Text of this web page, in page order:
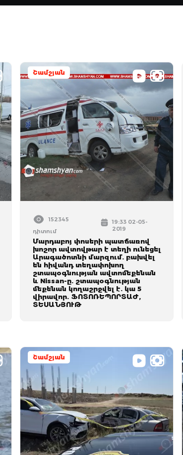
Շամշյան
152345
դիտում
19:33 02-05-
2019
Մարդաբոյ փոսերի պատճառով
խոշոր ավտովթար է տեղի ունեցել
Արագածոտնի մարզում. բախվել
են հիվանդ տեղափոխող
շտապօգնության ավտոմեքենան
և Nissan-ը. շտապօգնության
մեքենան կողաշրջվել է. կա 5
վիրավոր. ՖՈՏՈՌԵՊՈՐՏԱԺ,
ՏԵՍԱՆՅՈՒԹ
Շամշյան